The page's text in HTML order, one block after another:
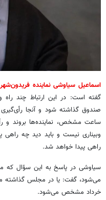
اسماعیل سیاوشی نماینده
گفته است: در این ارتباط چند
صندوق گذاشته شود و آنجا
ساعت مشخص، نماینده‌ها بروند و
وبیناری نیست و باید دید چه
راهی پیدا خواهد شد.
سیاوشی در پاسخ به این سؤال که
می‌شود، گفت: یا در مجلس گذاشته
خرداد مشخص می‌شود.